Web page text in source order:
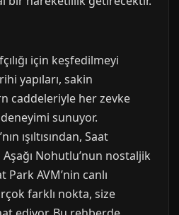
için keşfedilmeyi
yapıları, sakin
caddeleriyle her zevke
sunuyor.
ışıltısından, Saat
Aşağı Nohutlu’nun nostaljik
Park AVM’nin canlı
farklı nokta, size